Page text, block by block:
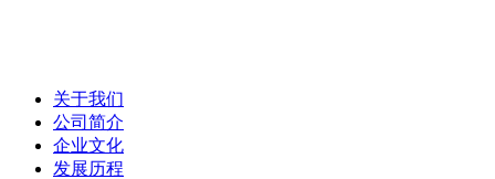
关于我们
公司简介
企业文化
发展历程